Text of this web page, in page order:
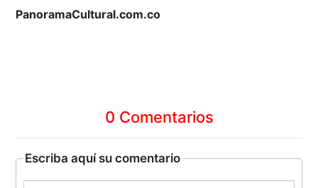
PanoramaCultural.com.co
0 Comentarios
Escriba aquí su comentario